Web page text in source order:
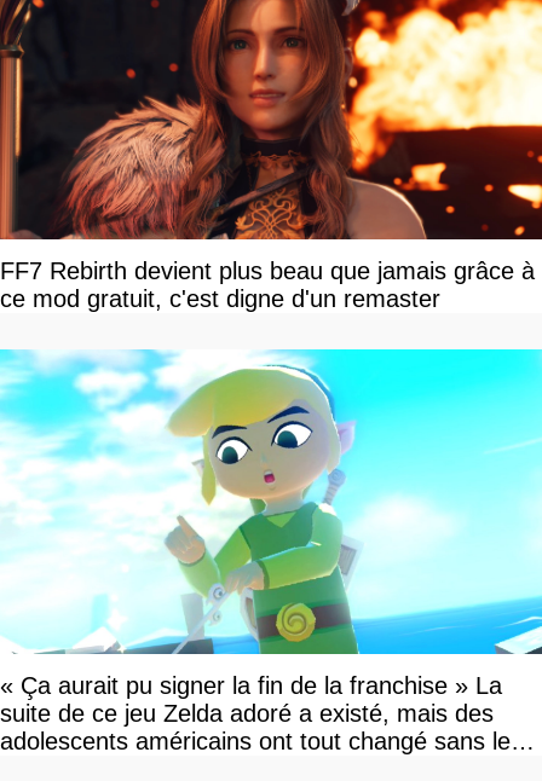
FF7 Rebirth devient plus beau que jamais grâce à
ce mod gratuit, c'est digne d'un remaster
« Ça aurait pu signer la fin de la franchise » La
suite de ce jeu Zelda adoré a existé, mais des
adolescents américains ont tout changé sans le